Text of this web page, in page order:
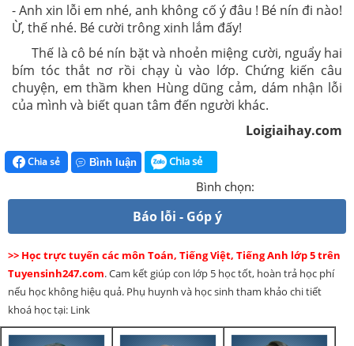
- Anh xin lỗi em nhé, anh không cố ý đâu ! Bé nín đi nào!
Ừ, thế nhé. Bé cười trông xinh lắm đấy!
Thế là cô bé nín bặt và nhoẻn miệng cười, nguẩy hai
bím tóc thắt nơ rồi chạy ù vào lớp. Chứng kiến câu
chuyện, em thầm khen Hùng dũng cảm, dám nhận lỗi
của mình và biết quan tâm đến người khác.
Loigiaihay.com
Chia sẻ Bình luận Chia sẻ
Bình chọn:
Báo lỗi - Góp ý
>> Học trực tuyến các môn Toán, Tiếng Việt, Tiếng Anh lớp 5 trên
Tuyensinh247.com. Cam kết giúp con lớp 5 học tốt, hoàn trả học phí
nếu học không hiệu quả. Phụ huynh và học sinh tham khảo chi tiết
khoá học tại: Link